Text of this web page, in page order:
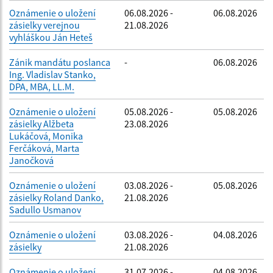
Oznámenie o uložení
zásielky verejnou
vyhláškou Ján Heteš
06.08.2026 -
21.08.2026
06.08.2026
Zánik mandátu poslanca
Ing. Vladislav Stanko,
DPA, MBA, LL.M.
- 06.08.2026
Oznámenie o uložení
zásielky Alžbeta
Lukáčová, Monika
Ferčáková, Marta
Janočková
05.08.2026 -
23.08.2026
05.08.2026
Oznámenie o uložení
zásielky Roland Danko,
Sadullo Usmanov
03.08.2026 -
21.08.2026
05.08.2026
Oznámenie o uložení
zásielky
03.08.2026 -
21.08.2026
04.08.2026